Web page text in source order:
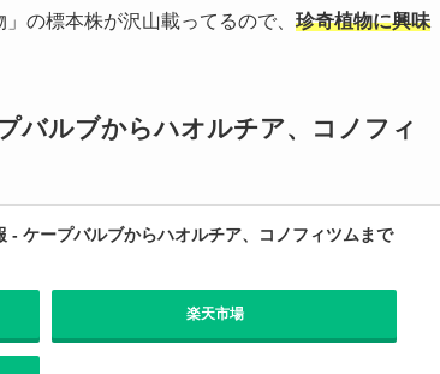
の標本株が沢山載ってるので、 珍奇植物に興味
バルブからハオルチア、コノフィ
- ケープバルブからハオルチア、コノフィツムまで
楽天市場